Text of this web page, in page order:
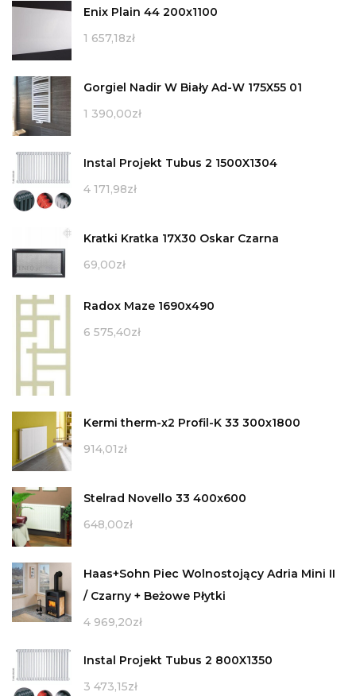
Enix Plain 44 200x1100
1 657,18zł
Gorgiel Nadir W Biały Ad-W 175X55 01
1 390,00zł
Instal Projekt Tubus 2 1500X1304
4 171,98zł
Kratki Kratka 17X30 Oskar Czarna
69,00zł
Radox Maze 1690x490
6 575,40zł
Kermi therm-x2 Profil-K 33 300x1800
914,01zł
Stelrad Novello 33 400x600
648,00zł
Haas+Sohn Piec Wolnostojący Adria Mini II
/ Czarny + Beżowe Płytki
4 969,20zł
Instal Projekt Tubus 2 800X1350
3 473,15zł